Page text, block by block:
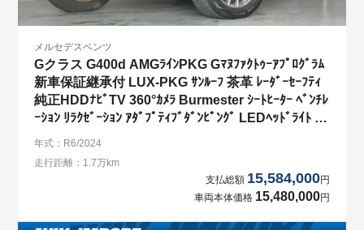
メルセデスベンツ
Gクラス G400d AMGﾗｲﾝPKG Gﾏﾇﾌｧｸﾄｩｰｱﾌﾟﾛｸﾞﾗﾑ
新車保証継承付 LUX-PKG ｻﾝﾙｰﾌ 茶革 ﾚｰﾀﾞｰｾｰﾌﾃｨ
純正HDDﾅﾋﾞTV 360°ｶﾒﾗ Burmester ｼｰﾄﾋｰﾀｰ ﾍﾞﾝﾁﾚ
ｰｼｮﾝ ﾘﾗｸｾﾞｰｼｮﾝ ｱﾀﾞﾌﾟﾃｨﾌﾞﾀﾞﾝﾋﾟﾝｸﾞ LEDﾍｯﾄﾞﾗｲﾄ 純
正20ｲﾝﾁAW
年式：R6/2024
走行距離：1.7万km
支払総額 15,584,000円
車両本体価格 15,480,000円